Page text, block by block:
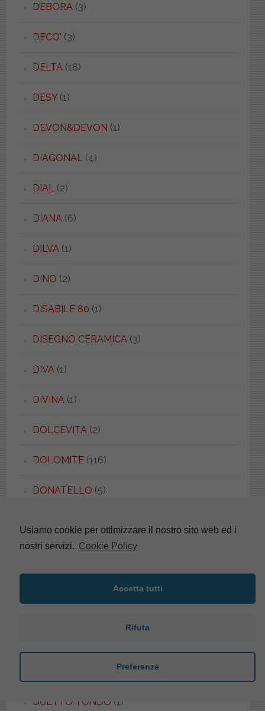
DEBORA(3)
DECO' (3)
DELTA(18)
DESY(1)
DEVON&DEVON (1)
DIAGONAL(4)
DIAL(2)
DIANA(6)
DILVA(1)
DINO (2)
DISABILE 80 (1)
DISEGNO CERAMICA(3)
DIVA(1)
DIVINA(1)
DOLCEVITA(2)
DOLOMITE(116)
DONATELLO (5)
DORICA(4)
(3)
DUETTO TONDO (1)
Usiamo cookie per ottimizzare il nostro sito web ed i
nostri servizi. Cookie Policy
Accetta tutti
Rifuta
Preferenze